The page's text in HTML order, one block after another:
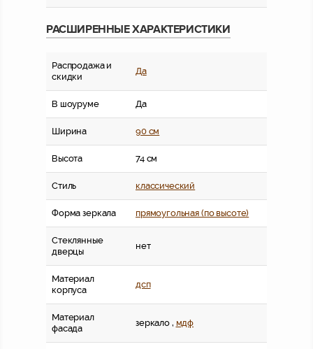
РАСШИРЕННЫЕ ХАРАКТЕРИСТИКИ
Распродажа и
скидки
Да
В шоуруме Да
Ширина 90 см
Высота 74 см
Стиль классический
Форма зеркала прямоугольная (по высоте)
Стеклянные
дверцы
нет
Материал
корпуса
дсп
Материал
фасада
зеркало , мдф